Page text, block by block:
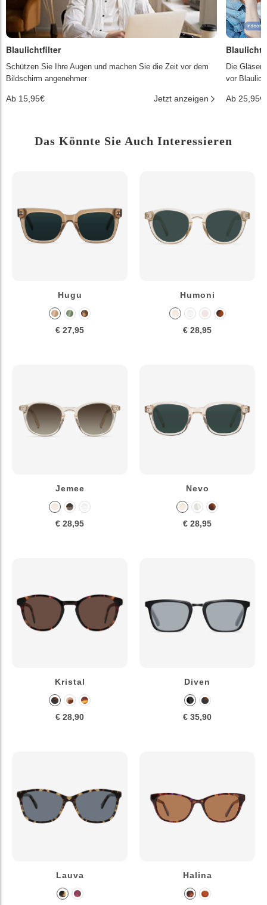
Blaulichtfilter
Schützen Sie Ihre Augen und machen Sie die Zeit vor dem
Bildschirm angenehmer
Ab 15,95€ Jetzt anzeigen
Die Gläser
vor
Ab 25,95€
Das Könnte Sie Auch Interessieren
Hugu
€ 27,95
Humoni
€ 28,95
Jemee
€ 28,95
Nevo
€ 28,95
Kristal
€ 28,90
Diven
€ 35,90
Lauva Halina